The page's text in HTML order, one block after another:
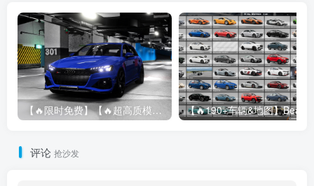
【🔥限时免费】【🔥超高质模组】2022 奥迪 A4/S4/RS4 Avant 2.61
评论 抢沙发